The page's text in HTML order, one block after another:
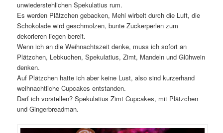
unwiederstehlichen Spekulatius rum.
Es werden Plätzchen gebacken, Mehl wirbelt durch die Luft, die
Schokolade wird geschmolzen, bunte Zuckerperlen zum
dekorieren liegen bereit.
Wenn ich an die Weihnachtszeit denke, muss ich sofort an
Plätzchen, Lebkuchen, Spekulatius, Zimt, Mandeln und Glühwein
denken.
Auf Plätzchen hatte ich aber keine Lust, also sind kurzerhand
weihnachtliche Cupcakes entstanden.
Darf ich vorstellen? Spekulatius Zimt Cupcakes, mit Plätzchen
und Gingerbreadman.